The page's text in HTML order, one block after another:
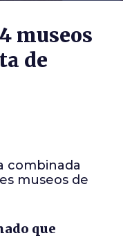
museos
de
combinada
museos de
que